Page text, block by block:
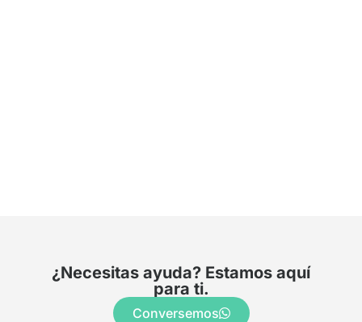
¿Necesitas ayuda? Estamos aquí
para ti.
Conversemos